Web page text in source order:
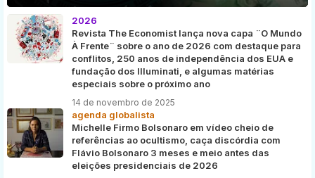
2026
Revista The Economist lança nova capa ¨O Mundo
À Frente¨ sobre o ano de 2026 com destaque para
conflitos, 250 anos de independência dos EUA e
fundação dos Illuminati, e algumas matérias
especiais sobre o próximo ano
14 de novembro de 2025
agenda globalista
Michelle Firmo Bolsonaro em vídeo cheio de
referências ao ocultismo, caça discórdia com
Flávio Bolsonaro 3 meses e meio antes das
eleições presidenciais de 2026